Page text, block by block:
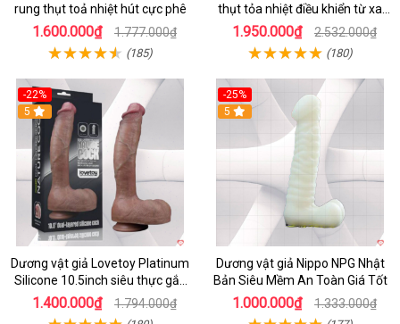
rung thụt toả nhiệt hút cực phê
1.600.000₫ 1.777.000₫
(185)
thụt tỏa nhiệt điều khiển từ xa
kích thích nữ
1.950.000₫ 2.532.000₫
(180)
-22%
5
Dương vật giả Lovetoy Platinum
Silicone 10.5inch siêu thực gắn
tường
1.400.000₫ 1.794.000₫
-25%
5
Dương vật giả Nippo NPG Nhật
Bản Siêu Mềm An Toàn Giá Tốt
1.000.000₫ 1.333.000₫